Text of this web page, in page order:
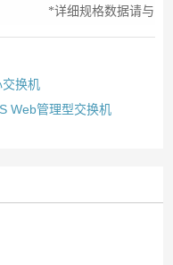
*详细规格数据请与当
换机
Web管理型交换机